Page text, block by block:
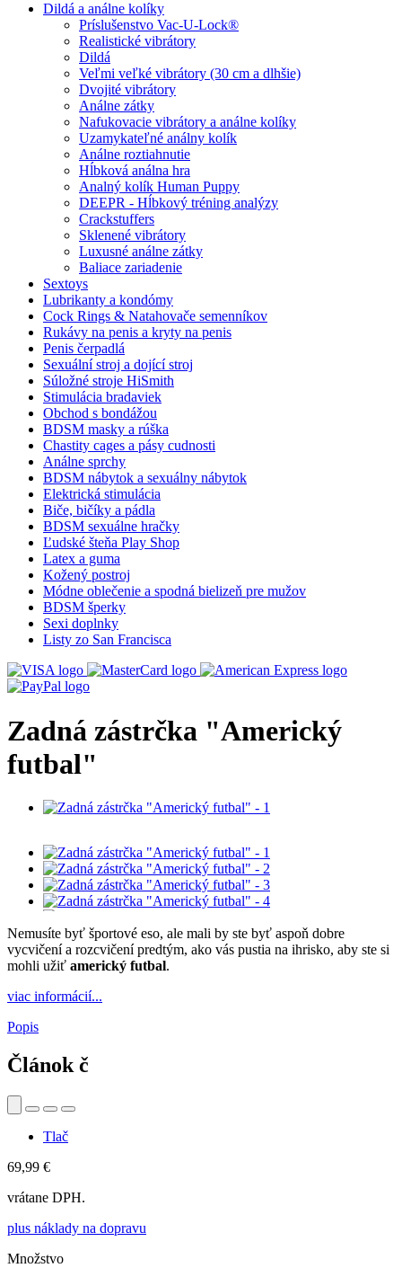
Dildá a análne kolíky
Príslušenstvo Vac-U-Lock®
Realistické vibrátory
Dildá
Veľmi veľké vibrátory (30 cm a dlhšie)
Dvojité vibrátory
Análne zátky
Nafukovacie vibrátory a análne kolíky
Uzamykateľné análny kolík
Análne roztiahnutie
Hĺbková análna hra
Analný kolík Human Puppy
DEEPR - Hĺbkový tréning analýzy
Crackstuffers
Sklenené vibrátory
Luxusné análne zátky
Baliace zariadenie
Sextoys
Lubrikanty a kondómy
Cock Rings & Natahovače semenníkov
Rukávy na penis a kryty na penis
Penis čerpadlá
Sexuální stroj a dojící stroj
Súložné stroje HiSmith
Stimulácia bradaviek
Obchod s bondážou
BDSM masky a rúška
Chastity cages a pásy cudnosti
Análne sprchy
BDSM nábytok a sexuálny nábytok
Elektrická stimulácia
Biče, bičíky a pádla
BDSM sexuálne hračky
Ľudské šteňa Play Shop
Latex a guma
Kožený postroj
Módne oblečenie a spodná bielizeň pre mužov
BDSM šperky
Sexi doplnky
Listy zo San Francisca
Zadná zástrčka "Americký
futbal"
Nemusíte byť športové eso, ale mali by ste byť aspoň dobre
vycvičení a rozcvičení predtým, ako vás pustia na ihrisko, aby ste si
mohli užiť americký futbal.
viac informácií...
Popis
Článok č
Tlač
69,99 €
vrátane DPH.
plus náklady na dopravu
Množstvo